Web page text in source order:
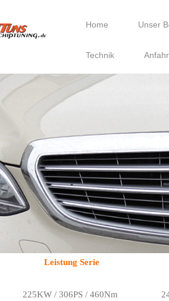
Home Unser
Technik
Leistung Serie
225KW / 306PS / 460Nm